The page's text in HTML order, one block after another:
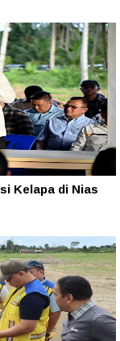
Kelapa di Nias